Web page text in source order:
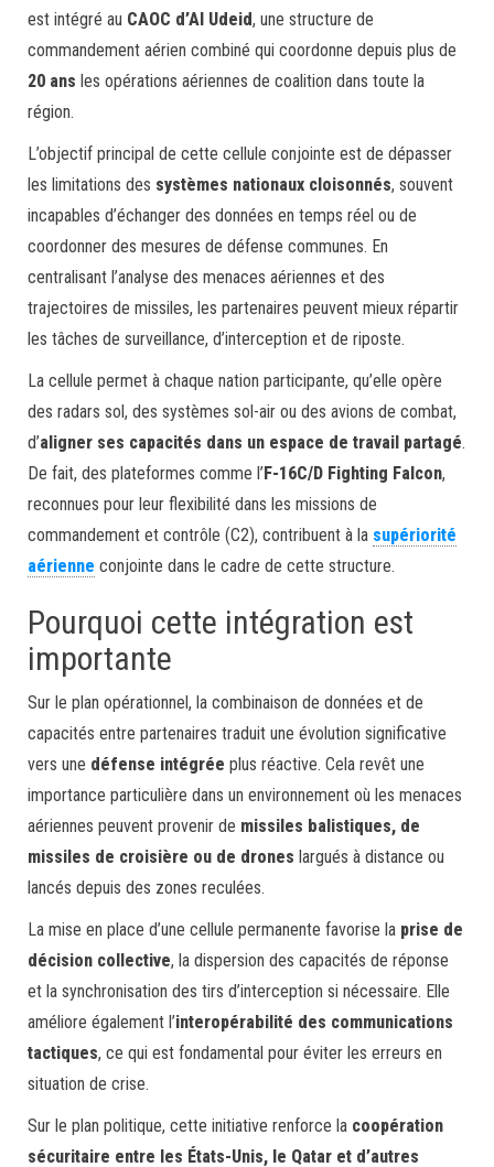
est intégré au CAOC d’Al Udeid, une structure de
commandement aérien combiné qui coordonne depuis plus de
20 ans les opérations aériennes de coalition dans toute la
région.
L’objectif principal de cette cellule conjointe est de dépasser
les limitations des systèmes nationaux cloisonnés, souvent
incapables d’échanger des données en temps réel ou de
coordonner des mesures de défense communes. En
centralisant l’analyse des menaces aériennes et des
trajectoires de missiles, les partenaires peuvent mieux répartir
les tâches de surveillance, d’interception et de riposte.
La cellule permet à chaque nation participante, qu’elle opère
des radars sol, des systèmes sol-air ou des avions de combat,
d’aligner ses capacités dans un espace de travail partagé.
De fait, des plateformes comme l’F-16C/D Fighting Falcon,
reconnues pour leur flexibilité dans les missions de
commandement et contrôle (C2), contribuent à la supériorité
aérienne conjointe dans le cadre de cette structure.
Pourquoi cette intégration est
importante
Sur le plan opérationnel, la combinaison de données et de
capacités entre partenaires traduit une évolution significative
vers une défense intégrée plus réactive. Cela revêt une
importance particulière dans un environnement où les menaces
aériennes peuvent provenir de missiles balistiques, de
missiles de croisière ou de drones largués à distance ou
lancés depuis des zones reculées.
La mise en place d’une cellule permanente favorise la prise de
décision collective, la dispersion des capacités de réponse
et la synchronisation des tirs d’interception si nécessaire. Elle
améliore également l’interopérabilité des communications
tactiques, ce qui est fondamental pour éviter les erreurs en
situation de crise.
Sur le plan politique, cette initiative renforce la coopération
sécuritaire entre les États-Unis, le Qatar et d’autres